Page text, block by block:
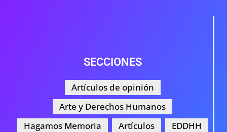
SECCIONES
Artículos de opinión
Arte y Derechos Humanos
Hagamos Memoria
Artículos EDDHH